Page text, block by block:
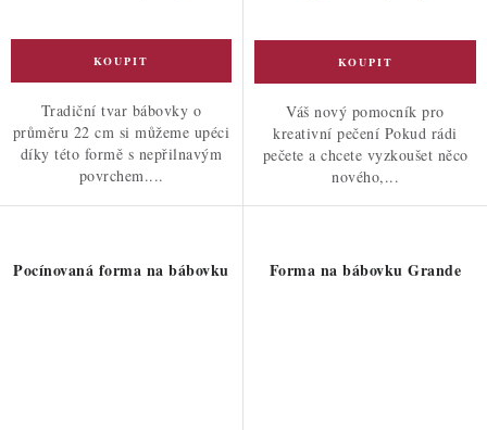
Tradiční tvar bábovky o
průměru 22 cm si můžeme upéci
díky této formě s nepřilnavým
povrchem....
Váš nový pomocník pro
kreativní pečení Pokud rádi
pečete a chcete vyzkoušet něco
nového,...
Pocínovaná forma na bábovku Forma na bábovku Grande